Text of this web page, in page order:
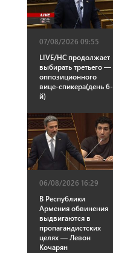
07/08/2026 09:55
LIVE/НС продолжает
выбирать третьего —
оппозиционного
вице-спикера(день 6-
й)
06/08/2026 16:29
В Республики
Армения обвинения
выдвигаются в
пропагандистских
целях — Левон
Кочарян